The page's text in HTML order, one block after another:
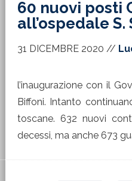
60 nuovi posti
all’ospedale
31 DICEMBRE 2020 //
l’inaugurazione con il
Biffoni. Intanto
toscane. 632 nuovi
decessi, ma anche 673